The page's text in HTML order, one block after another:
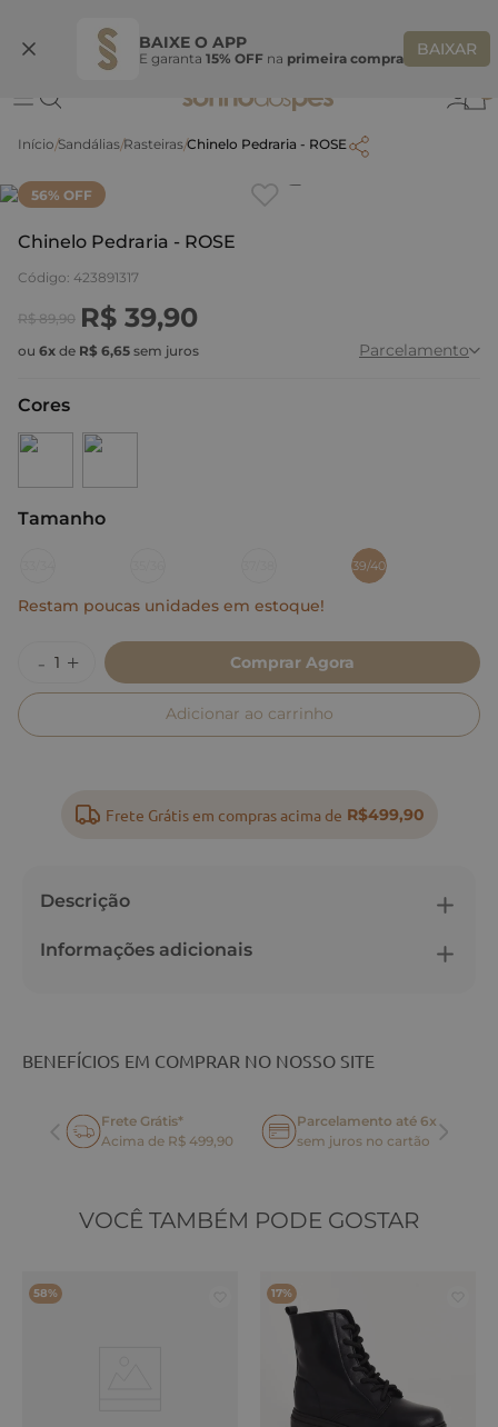
BAIXE O APP
E garanta 15% OFF na primeira compra BAIXAR
Ganhe 10% OFF na coleção utilizando o código do seu vendedor*
Sandálias Rasteiras Chinelo Pedraria - ROSE
56% OFF
Chinelo Pedraria - ROSE
Código: 423891317
R$ 89,90 R$ 39,90
ou 6x de R$ 6,65 sem juros Parcelamento
Cores
Tamanho
39/40
Restam poucas unidades em estoque!
Comprar Agora
Adicionar ao carrinho
Frete Grátis em compras acima de R$499,90
Descrição
Informações adicionais
BENEFÍCIOS EM COMPRAR NO NOSSO SITE
Frete Grátis*
Acima de R$ 499,90
Parcelamento até 6x
sem juros no cartão
VOCÊ TAMBÉM PODE GOSTAR
58% 17%